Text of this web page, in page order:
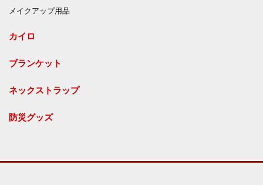
メイクアップ用品
カイロ
ブランケット
ネックストラップ
防災グッズ